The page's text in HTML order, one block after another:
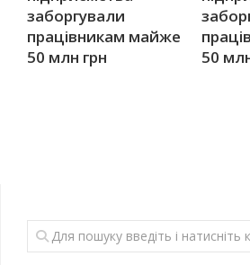
заборгували
працівникам майже
50 млн грн
50